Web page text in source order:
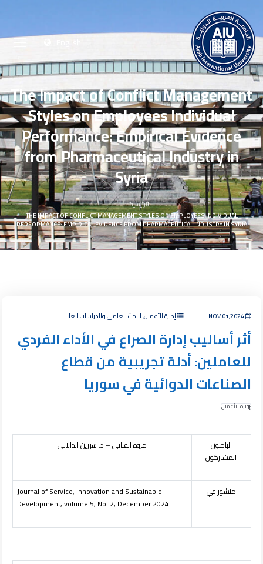
The Impact of Conflict Management
Styles on Employees Individual
Performance: Empirical Evidence
from Pharmaceutical Industry in
Syria
الرئيسية
THE IMPACT OF CONFLICT MANAGEMENT STYLES ON EMPLOYEES INDIVIDUAL
PERFORMANCE: EMPIRICAL EVIDENCE FROM PHARMACEUTICAL INDUSTRY IN SYRIA
NOV 01,2024 إدارة الأعمال, البحث العلمي والدراسات العليا
أثر أساليب إدارة الصراع في الأداء الفردي
للعاملين: أدلة تجريبية من قطاع
الصناعات الدوائية في سوريا
إدارة الأعمال
الباحثون
المشاركون
مروة القباني – د. سيرين الدالاتي
منشور في
Journal of Service, Innovation and Sustainable
Development, volume 5, No. 2, December 2024.